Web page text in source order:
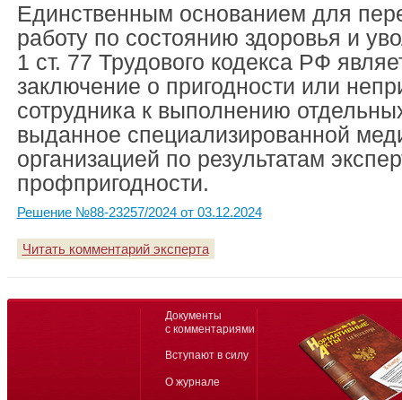
Единственным основанием для
работу по состоянию здоровья и
1 ст. 77 Трудового кодекса РФ
заключение о пригодности или
сотрудника к выполнению
выданное специализированной
организацией по результатам
профпригодности.
Решение №88-23257/2024 от 03.12.2024
Читать комментарий эксперта
Документы
с комментариями
Вступают в силу
О журнале